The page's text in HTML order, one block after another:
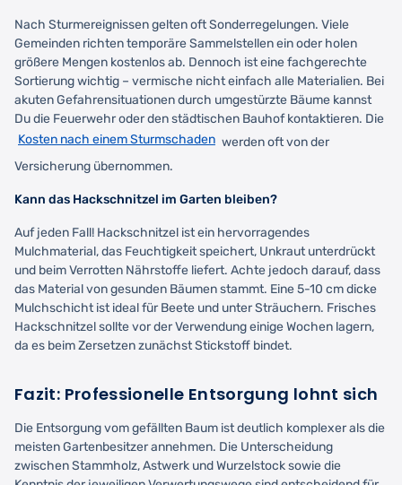
Nach Sturmereignissen gelten oft Sonderregelungen. Viele
Gemeinden richten temporäre Sammelstellen ein oder holen
größere Mengen kostenlos ab. Dennoch ist eine fachgerechte
Sortierung wichtig – vermische nicht einfach alle Materialien. Bei
akuten Gefahrensituationen durch umgestürzte Bäume kannst
Du die Feuerwehr oder den städtischen Bauhof kontaktieren. Die
Kosten nach einem Sturmschaden werden oft von der
Versicherung übernommen.
Kann das Hackschnitzel im Garten bleiben?
Auf jeden Fall! Hackschnitzel ist ein hervorragendes
Mulchmaterial, das Feuchtigkeit speichert, Unkraut unterdrückt
und beim Verrotten Nährstoffe liefert. Achte jedoch darauf, dass
das Material von gesunden Bäumen stammt. Eine 5-10 cm dicke
Mulchschicht ist ideal für Beete und unter Sträuchern. Frisches
Hackschnitzel sollte vor der Verwendung einige Wochen lagern,
da es beim Zersetzen zunächst Stickstoff bindet.
Fazit: Professionelle Entsorgung lohnt sich
Die Entsorgung vom gefällten Baum ist deutlich komplexer als die
meisten Gartenbesitzer annehmen. Die Unterscheidung
zwischen Stammholz, Astwerk und Wurzelstock sowie die